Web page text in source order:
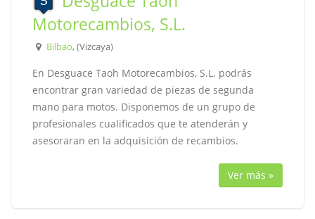
Motorecambios, S.L.
Bilbao, (Vizcaya)
En Desguace Taoh Motorecambios, S.L. podrás
encontrar gran variedad de piezas de segunda
mano para motos. Disponemos de un grupo de
profesionales cualificados que te atenderán y
asesoraran en la adquisición de recambios.
Ver más »